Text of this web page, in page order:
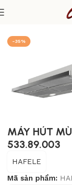
-35%
MÁY HÚT
533.89.003
HAFELE
Mã sản phẩm: